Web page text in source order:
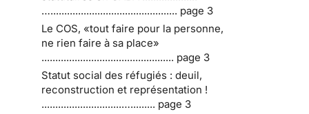
….............................................. page 3
Le COS, «tout faire pour la personne,
ne rien faire à sa place»
................................................ page 3
Statut social des réfugiés : deuil,
reconstruction et représentation !
.............................…......... page 3